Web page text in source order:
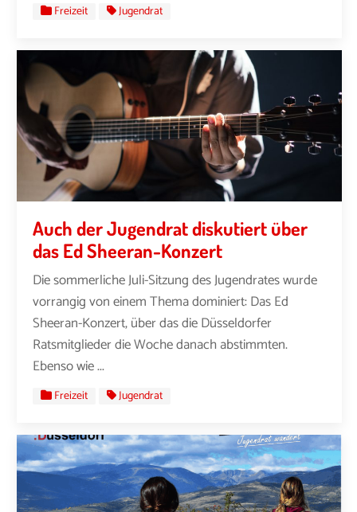
Freizeit Jugendrat
Auch der Jugendrat diskutiert über
das Ed Sheeran-Konzert
Die sommerliche Juli-Sitzung des Jugendrates wurde
vorrangig von einem Thema dominiert: Das Ed
Sheeran-Konzert, über das die Düsseldorfer
Ratsmitglieder die Woche danach abstimmten.
Ebenso wie ...
Freizeit Jugendrat